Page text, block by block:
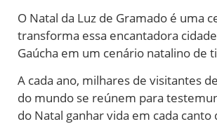
O Natal da Luz de Gramado é uma
transforma essa encantadora
Gaúcha em um cenário natalino de
A cada ano, milhares de visitantes
do mundo se reúnem para
do Natal ganhar vida em cada canto